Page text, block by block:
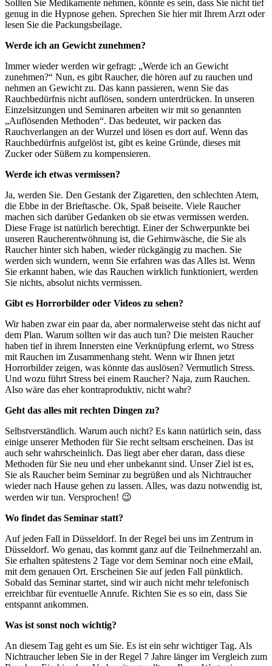
Sollten Sie Medikamente nehmen, könnte es sein, dass Sie nicht tief
genug in die Hypnose gehen. Sprechen Sie hier mit Ihrem Arzt oder
lesen Sie die Packungsbeilage.
Werde ich an Gewicht zunehmen?
Immer wieder werden wir gefragt: „Werde ich an Gewicht
zunehmen?“ Nun, es gibt Raucher, die hören auf zu rauchen und
nehmen an Gewicht zu. Das kann passieren, wenn Sie das
Rauchbedürfnis nicht auflösen, sondern unterdrücken. In unseren
Einzelsitzungen und Seminaren arbeiten wir mit so genannten
„Auflösenden Methoden“. Das bedeutet, wir packen das
Rauchverlangen an der Wurzel und lösen es dort auf. Wenn das
Rauchbedürfnis aufgelöst ist, gibt es keine Gründe, dieses mit
Zucker oder Süßem zu kompensieren.
Werde ich etwas vermissen?
Ja, werden Sie. Den Gestank der Zigaretten, den schlechten Atem,
die Ebbe in der Brieftasche. Ok, Spaß beiseite. Viele Raucher
machen sich darüber Gedanken ob sie etwas vermissen werden.
Diese Frage ist natürlich berechtigt. Einer der Schwerpunkte bei
unseren Raucherentwöhnung ist, die Gehirnwäsche, die Sie als
Raucher hinter sich haben, wieder rückgängig zu machen. Sie
werden sich wundern, wenn Sie erfahren was das Alles ist. Wenn
Sie erkannt haben, wie das Rauchen wirklich funktioniert, werden
Sie nichts, absolut nichts vermissen.
Gibt es Horrorbilder oder Videos zu sehen?
Wir haben zwar ein paar da, aber normalerweise steht das nicht auf
dem Plan. Warum sollten wir das auch tun? Die meisten Raucher
haben tief in ihrem Innersten eine Verknüpfung erlernt, wo Stress
mit Rauchen im Zusammenhang steht. Wenn wir Ihnen jetzt
Horrorbilder zeigen, was könnte das auslösen? Vermutlich Stress.
Und wozu führt Stress bei einem Raucher? Naja, zum Rauchen.
Also wäre das eher kontraproduktiv, nicht wahr?
Geht das alles mit rechten Dingen zu?
Selbstverständlich. Warum auch nicht? Es kann natürlich sein, dass
einige unserer Methoden für Sie recht seltsam erscheinen. Das ist
auch sehr wahrscheinlich. Das liegt aber eher daran, dass diese
Methoden für Sie neu und eher unbekannt sind. Unser Ziel ist es,
Sie als Raucher beim Seminar zu begrüßen und als Nichtraucher
wieder nach Hause gehen zu lassen. Alles, was dazu notwendig ist,
werden wir tun. Versprochen! 😉
Wo findet das Seminar statt?
Auf jeden Fall in Düsseldorf. In der Regel bei uns im Zentrum in
Düsseldorf. Wo genau, das kommt ganz auf die Teilnehmerzahl an.
Sie erhalten spätestens 2 Tage vor dem Seminar noch eine eMail,
mit dem genauen Ort. Erscheinen Sie auf jeden Fall pünktlich.
Sobald das Seminar startet, sind wir auch nicht mehr telefonisch
erreichbar für eventuelle Anrufe. Richten Sie es so ein, dass Sie
entspannt ankommen.
Was ist sonst noch wichtig?
An diesem Tag geht es um Sie. Es ist ein sehr wichtiger Tag. Als
Nichtraucher leben Sie in der Regel 7 Jahre länger im Vergleich zum